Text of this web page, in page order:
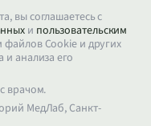
вы соглашаетесь с
и пользовательским
файлов Cookie и других
и анализа его
врачом.
МедЛаб, Санкт-